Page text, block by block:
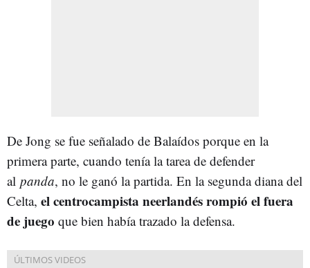
De Jong se fue señalado de Balaídos porque en la
primera parte, cuando tenía la tarea de defender
al panda, no le ganó la partida. En la segunda diana del
Celta, el centrocampista neerlandés rompió el fuera
de juego que bien había trazado la defensa.